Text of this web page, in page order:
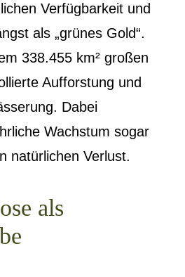
Verfügbarkeit und
als „grünes Gold“.
338.455 km² großen
Aufforstung und
Dabei
Wachstum sogar
natürlichen Verlust.
als